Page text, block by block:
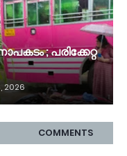
; പരിക്കേറ്റ
2026
COMMENTS